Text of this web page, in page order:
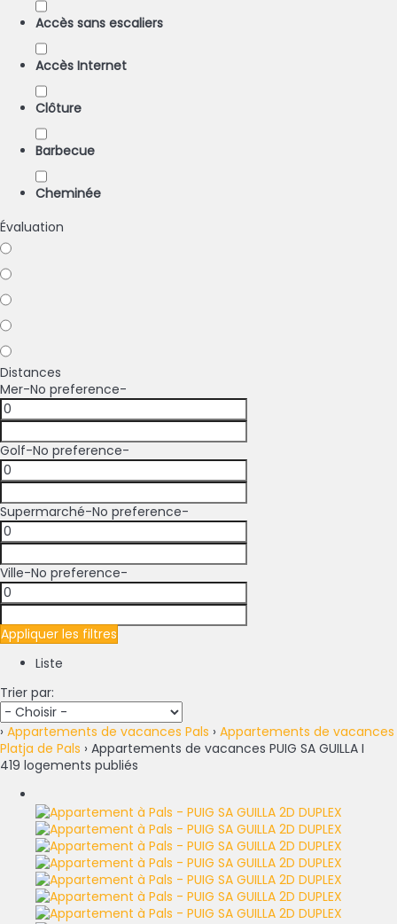
Accès sans escaliers
Accès Internet
Clôture
Barbecue
Cheminée
Évaluation
Distances
Mer-No preference-
Golf-No preference-
Supermarché-No preference-
Ville-No preference-
Appliquer les filtres
Liste
Trier par:
› Appartements de vacances Pals › Appartements de vacances
Platja de Pals › Appartements de vacances PUIG SA GUILLA I
419 logements publiés